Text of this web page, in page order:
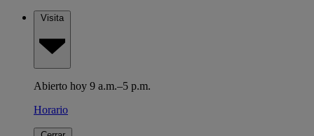
Visita
Abierto hoy 9 a.m.–5 p.m.
Horario